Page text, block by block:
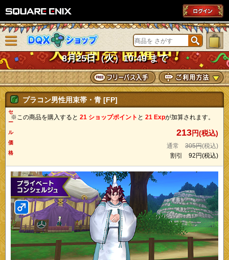
DQXショップ
8月25日（火）10:49 まで
ニューを閉じる
プラコン男性用束帯・青 [FP]
※この商品を購入すると 21 ショップポイント と 21 Expが加算されます。
セ
ー
ル
価
格
213円(税込)
通常 305円(税込)
割引 92円(税込)